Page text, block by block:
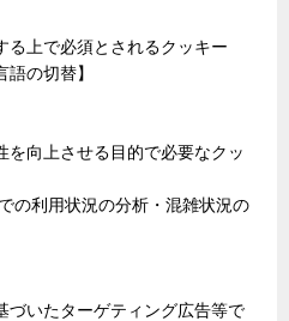
る上で必須とされるクッキー
語の切替】
を向上させる目的で必要なクッ
の利用状況の分析・混雑状況の
づいたターゲティング広告等で